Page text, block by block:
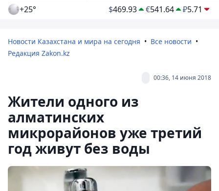
+25° $469.93 €541.64 ₽5.71
Новости Казахстана и мира на сегодня
Все новости
Редакция Zakon.kz
00:36, 14 июня 2018
Жители одного из
алматинских
микрорайонов уже третий
год живут без воды